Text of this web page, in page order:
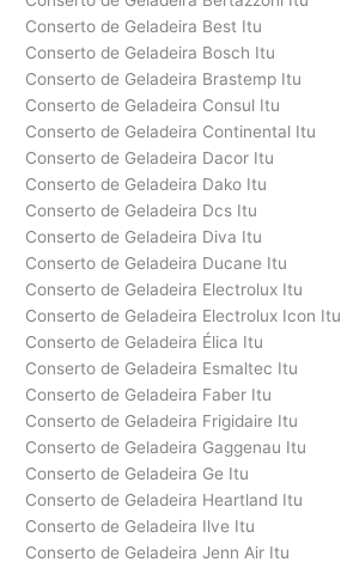
Conserto de Geladeira Best Itu
Conserto de Geladeira Bosch Itu
Conserto de Geladeira Brastemp Itu
Conserto de Geladeira Consul Itu
Conserto de Geladeira Continental Itu
Conserto de Geladeira Dacor Itu
Conserto de Geladeira Dako Itu
Conserto de Geladeira Dcs Itu
Conserto de Geladeira Diva Itu
Conserto de Geladeira Ducane Itu
Conserto de Geladeira Electrolux Itu
Conserto de Geladeira Electrolux Icon Itu
Conserto de Geladeira Élica Itu
Conserto de Geladeira Esmaltec Itu
Conserto de Geladeira Faber Itu
Conserto de Geladeira Frigidaire Itu
Conserto de Geladeira Gaggenau Itu
Conserto de Geladeira Ge Itu
Conserto de Geladeira Heartland Itu
Conserto de Geladeira Ilve Itu
Conserto de Geladeira Jenn Air Itu